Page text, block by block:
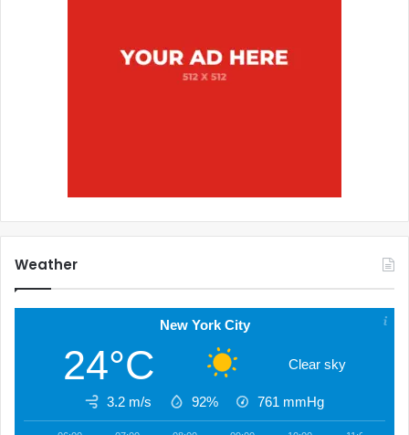
Weather
New York City
24°C Clear sky
3.2 m/s 92% 761 mmHg